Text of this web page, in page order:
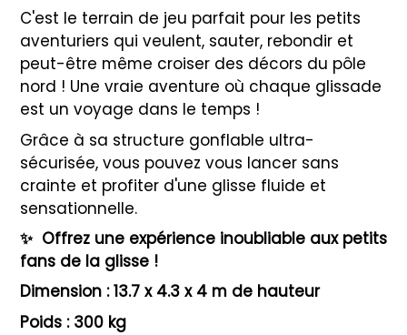
C'est le terrain de jeu parfait pour les petits
aventuriers qui veulent, sauter, rebondir et
peut-être même croiser des décors du pôle
nord ! Une vraie aventure où chaque glissade
est un voyage dans le temps !
Grâce à sa structure gonflable ultra-
sécurisée, vous pouvez vous lancer sans
crainte et profiter d'une glisse fluide et
sensationnelle.
✨ Offrez une expérience inoubliable aux petits
fans de la glisse !
Dimension : 13.7 x 4.3 x 4 m de hauteur
Poids : 300 kg